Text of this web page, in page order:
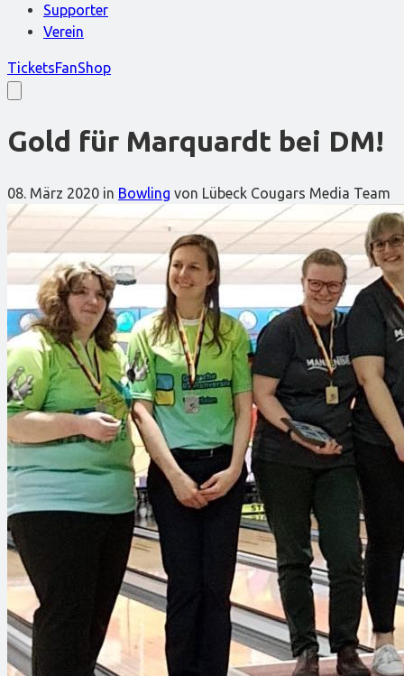
Supporter
Verein
TicketsFanShop
Gold für Marquardt bei DM!
08. März 2020 in Bowling von Lübeck Cougars Media Team